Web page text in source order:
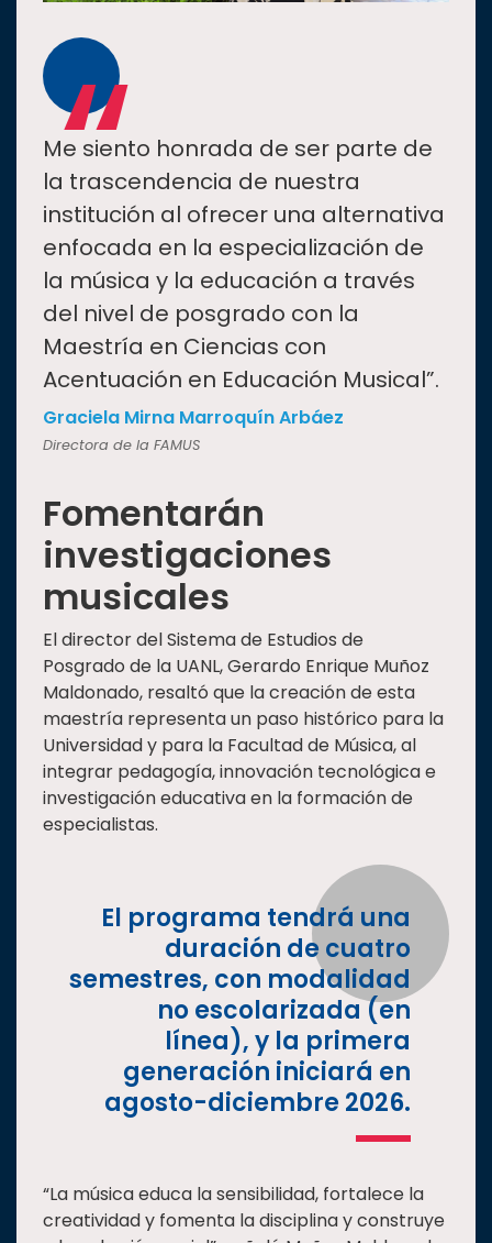
“
Me siento honrada de ser parte de
la trascendencia de nuestra
institución al ofrecer una alternativa
enfocada en la especialización de
la música y la educación a través
del nivel de posgrado con la
Maestría en Ciencias con
Acentuación en Educación Musical”.
Graciela Mirna Marroquín Arbáez
Directora de la FAMUS
Fomentarán
investigaciones
musicales
El director del Sistema de Estudios de
Posgrado de la UANL, Gerardo Enrique Muñoz
Maldonado, resaltó que la creación de esta
maestría representa un paso histórico para la
Universidad y para la Facultad de Música, al
integrar pedagogía, innovación tecnológica e
investigación educativa en la formación de
especialistas.
El programa tendrá una
duración de cuatro
semestres, con modalidad
no escolarizada (en
línea), y la primera
generación iniciará en
agosto-diciembre 2026.
“La música educa la sensibilidad, fortalece la
creatividad y fomenta la disciplina y construye